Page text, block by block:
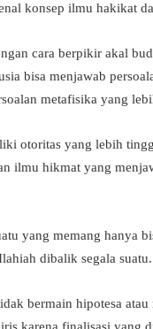
konsep ilmu hakikat
cara berpikir akal
bisa menjawab
metafisika yang
otoritas yang lebih
ilmu hikmat yang
yang memang hanya
dibalik segala suatu.
bermain hipotesa